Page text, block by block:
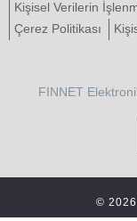
Kişisel Verilerin
Çerez Politikası
FINNET
© 2026